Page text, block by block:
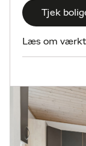
Den 1.000
indhegnet og
æbletræer,
frugtbuske,
både leg,
fred og natur
Tjek
Læs om